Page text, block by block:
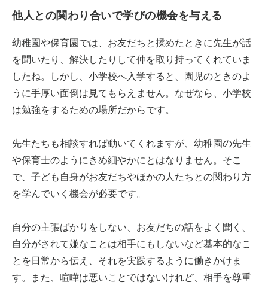
他人との関わり合いで学びの機会を与える
幼稚園や保育園では、お友だちと揉めたときに先生が話
を聞いたり、解決したりして仲を取り持ってくれていま
したね。しかし、小学校へ入学すると、園児のときのよ
うに手厚い面倒は見てもらえません。なぜなら、小学校
は勉強をするための場所だからです。
先生たちも相談すれば動いてくれますが、幼稚園の先生
や保育士のようにきめ細やかにとはなりません。そこ
で、子ども自身がお友だちやほかの人たちとの関わり方
を学んでいく機会が必要です。
自分の主張ばかりをしない、お友だちの話をよく聞く、
自分がされて嫌なことは相手にもしないなど基本的なこ
とを日常から伝え、それを実践するように働きかけま
す。また、喧嘩は悪いことではないけれど、相手を尊重